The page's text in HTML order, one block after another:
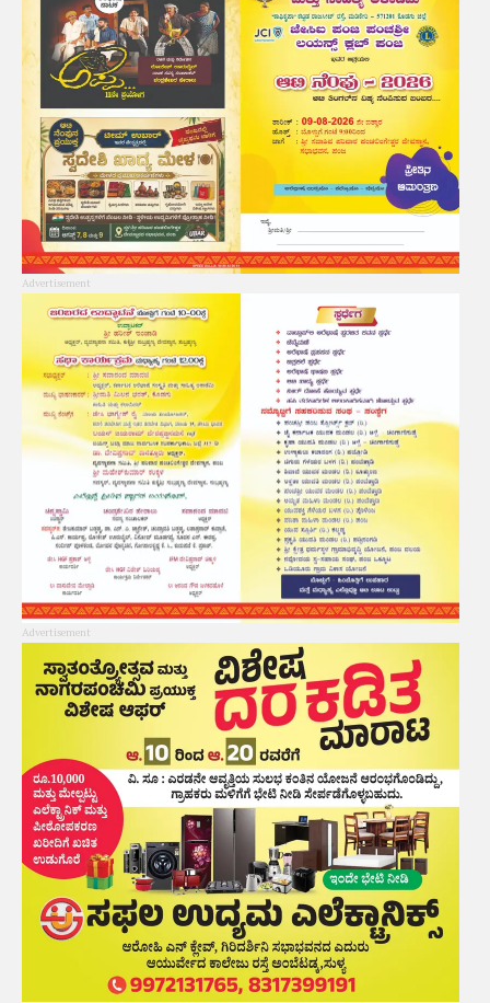
Advertisement
Advertisement